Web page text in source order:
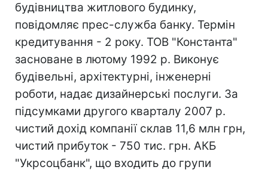
будівництва житлового будинку,
повідомляє прес-служба банку. Термін
кредитування - 2 року. ТОВ "Константа"
засноване в лютому 1992 р. Виконує
будівельні, архітектурні, інженерні
роботи, надає дизайнерські послуги. За
підсумками другого кварталу 2007 р.
чистий дохід компанії склав 11,6 млн грн,
чистий прибуток - 750 тис. грн. АКБ
"Укрсоцбанк", що входить до групи